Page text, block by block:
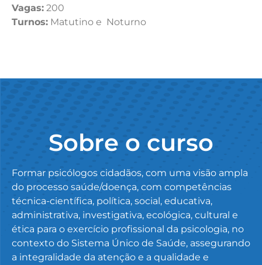
Vagas: 200
Turnos: Matutino e Noturno
Sobre o curso
Formar psicólogos cidadãos, com uma visão ampla
do processo saúde/doença, com competências
técnica-científica, política, social, educativa,
administrativa, investigativa, ecológica, cultural e
ética para o exercício profissional da psicologia, no
contexto do Sistema Único de Saúde, assegurando
a integralidade da atenção e a qualidade e